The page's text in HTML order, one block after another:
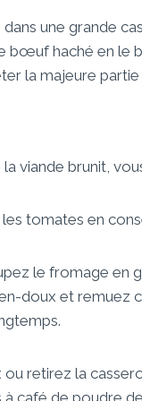
une grande
haché en le
la majeure
viande brunit,
tomates en
le fromage en
doux et remuez
ou retirez la
café de poudre